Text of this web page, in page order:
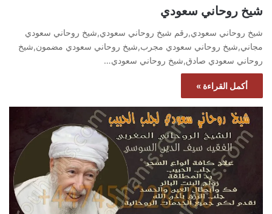
شيخ روحاني سعودي
شيخ روحاني سعودي,رقم شيخ روحاني سعودي,شيخ روحاني سعودي
مجاني,شيخ روحاني سعودي مجرب,شيخ روحاني سعودي مضمون,شيخ
روحاني سعودي صادق,شيخ روحاني سعودي…
أكمل القراءة »